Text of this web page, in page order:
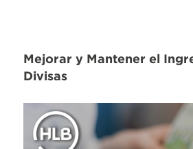
Mejorar y Mantener el
Divisas